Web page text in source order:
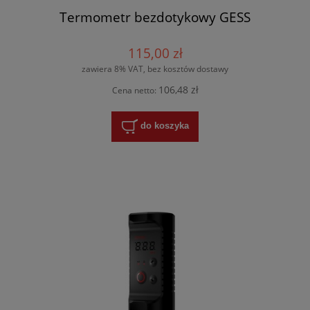
Termometr bezdotykowy GESS
115,00 zł
zawiera 8% VAT, bez kosztów dostawy
Cena netto: 106,48 zł
do koszyka